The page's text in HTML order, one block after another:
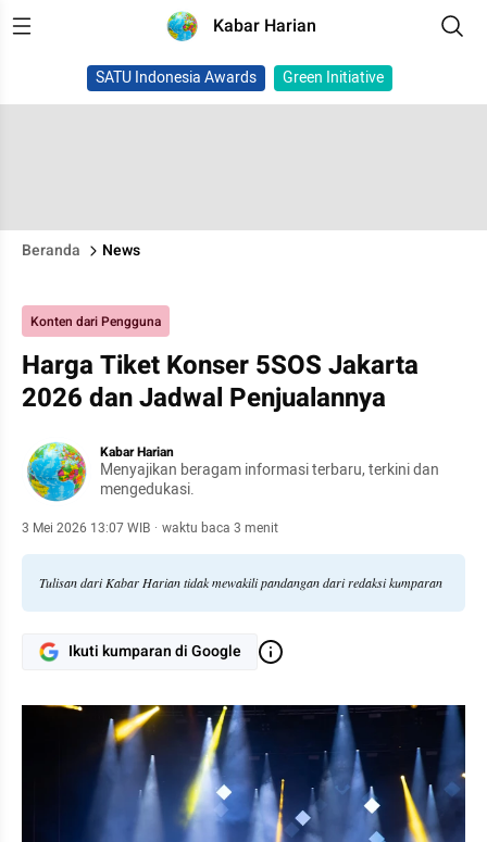
Kabar Harian
SATU Indonesia Awards Green Initiative
Beranda News
Konten dari Pengguna
Harga Tiket Konser 5SOS Jakarta
2026 dan Jadwal Penjualannya
Kabar Harian
Menyajikan beragam informasi terbaru, terkini dan
mengedukasi.
3 Mei 2026 13:07 WIB · waktu baca 3 menit
Tulisan dari Kabar Harian tidak mewakili pandangan dari redaksi kumparan
Ikuti kumparan di Google